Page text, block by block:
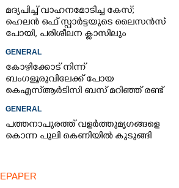
മദ്യപിച്ച് വാഹനമോടിച്ച കേസ്;
ഹെലൻ ഒഫ് സ്പാർട്ടയുടെ ലൈസൻസ്
പോയി, പരിശീലന ക്ലാസിലും
പങ്കെടുക്കണം
GENERAL
കോഴിക്കോട് നിന്ന്
ബംഗളൂരുവിലേക്ക് പോയ
കെഎസ്‌ആർടിസി ബസ് മറിഞ്ഞ് രണ്ട്
മരണം; നിരവധിപേർ
ഗുരുതരാവസ്ഥയിൽ
GENERAL
പത്തനാപുരത്ത് വളർത്തുമൃഗങ്ങളെ
കൊന്ന പുലി കെണിയിൽ കുടുങ്ങി
EPAPER